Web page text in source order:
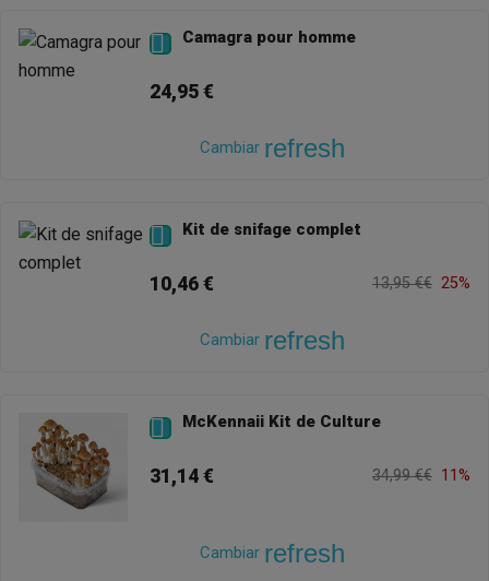
 Camagra pour homme
24,95 €
Cambiar refresh
 Kit de snifage complet
10,46 € 13,95 €€ 25%
Cambiar refresh
 McKennaii Kit de Culture
31,14 € 34,99 €€ 11%
Cambiar refresh